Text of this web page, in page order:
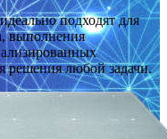
подходят для
выполнения
решения любой задачи.